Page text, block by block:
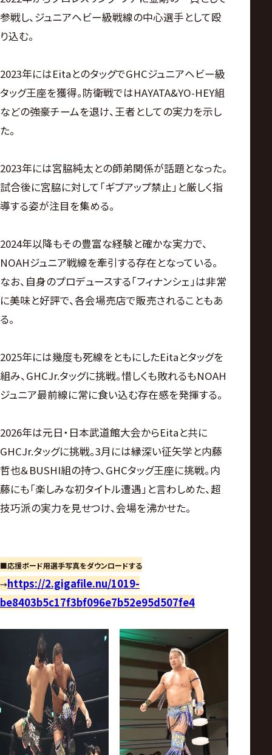
参戦し、ジュニアヘビー級戦線の中心選手として殴
り込む。
2023年にはEitaとのタッグでGHCジュニアヘビー級
タッグ王座を獲得。防衛戦ではHAYATA&YO-HEY組
などの強豪チームを退け、王者としての実力を示し
た。
2023年には宮脇純太との師弟関係が話題となった。
試合後に宮脇に対して「ギブアップ禁止」と厳しく指
導する姿が注目を集める。
2024年以降もその豊富な経験と確かな実力で、
NOAHジュニア戦線を牽引する存在となっている。
なお、自身のプロデュースする「フィナンシェ」は非常
に美味と好評で、各会場売店で販売されることもあ
る。
2025年には幾度も死線をともにしたEitaとタッグを
組み、GHCJr.タッグに挑戦。惜しくも敗れるもNOAH
ジュニア最前線に常に食い込む存在感を発揮する。
2026年は元日・日本武道館大会からEitaと共に
GHCJr.タッグに挑戦。3月には縁深い征矢学と内藤
哲也＆BUSHI組の持つ、GHCタッグ王座に挑戦。内
藤にも「楽しみな初タイトル遭遇」と言わしめた、超
技巧派の実力を見せつけ、会場を沸かせた。
■応援ボード用選手写真をダウンロードする
→https://2.gigafile.nu/1019-
be8403b5c17f3bf096e7b52e95d507fe4